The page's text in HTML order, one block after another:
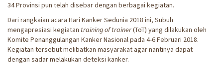
34 Provinsi pun telah disebar dengan berbagai kegiatan.
Dari rangkaian acara Hari Kanker Sedunia 2018 ini, Subuh
mengapresiasi kegiatan training of trainer(ToT) yang dilakukan oleh
Komite Penanggulangan Kanker Nasional pada 4-6 Februari 2018.
Kegiatan tersebut melibatkan masyarakat agar nantinya dapat
dengan sadar melakukan deteksi kanker.